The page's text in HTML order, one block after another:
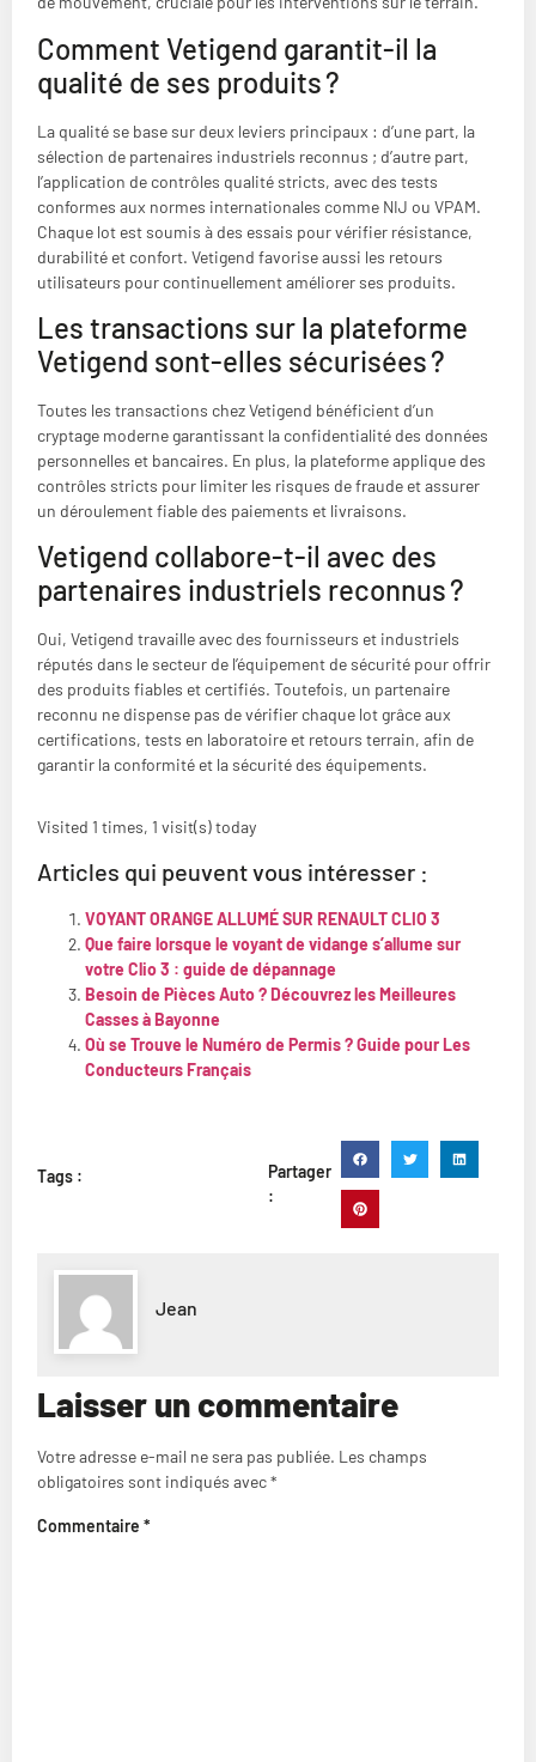
Comment Vetigend garantit-il la
qualité de ses produits ?
La qualité se base sur deux leviers principaux : d’une part, la
sélection de partenaires industriels reconnus ; d’autre part,
l’application de contrôles qualité stricts, avec des tests
conformes aux normes internationales comme NIJ ou VPAM.
Chaque lot est soumis à des essais pour vérifier résistance,
durabilité et confort. Vetigend favorise aussi les retours
utilisateurs pour continuellement améliorer ses produits.
Les transactions sur la plateforme
Vetigend sont-elles sécurisées ?
Toutes les transactions chez Vetigend bénéficient d’un
cryptage moderne garantissant la confidentialité des données
personnelles et bancaires. En plus, la plateforme applique des
contrôles stricts pour limiter les risques de fraude et assurer
un déroulement fiable des paiements et livraisons.
Vetigend collabore-t-il avec des
partenaires industriels reconnus ?
Oui, Vetigend travaille avec des fournisseurs et industriels
réputés dans le secteur de l’équipement de sécurité pour offrir
des produits fiables et certifiés. Toutefois, un partenaire
reconnu ne dispense pas de vérifier chaque lot grâce aux
certifications, tests en laboratoire et retours terrain, afin de
garantir la conformité et la sécurité des équipements.
Visited 1 times, 1 visit(s) today
Articles qui peuvent vous intéresser :
VOYANT ORANGE ALLUMÉ SUR RENAULT CLIO 3
Que faire lorsque le voyant de vidange s’allume sur
votre Clio 3 : guide de dépannage
Besoin de Pièces Auto ? Découvrez les Meilleures
Casses à Bayonne
Où se Trouve le Numéro de Permis ? Guide pour Les
Conducteurs Français
Tags :
Partager
:
Jean
Laisser un commentaire
Votre adresse e-mail ne sera pas publiée. Les champs
obligatoires sont indiqués avec*
Commentaire *